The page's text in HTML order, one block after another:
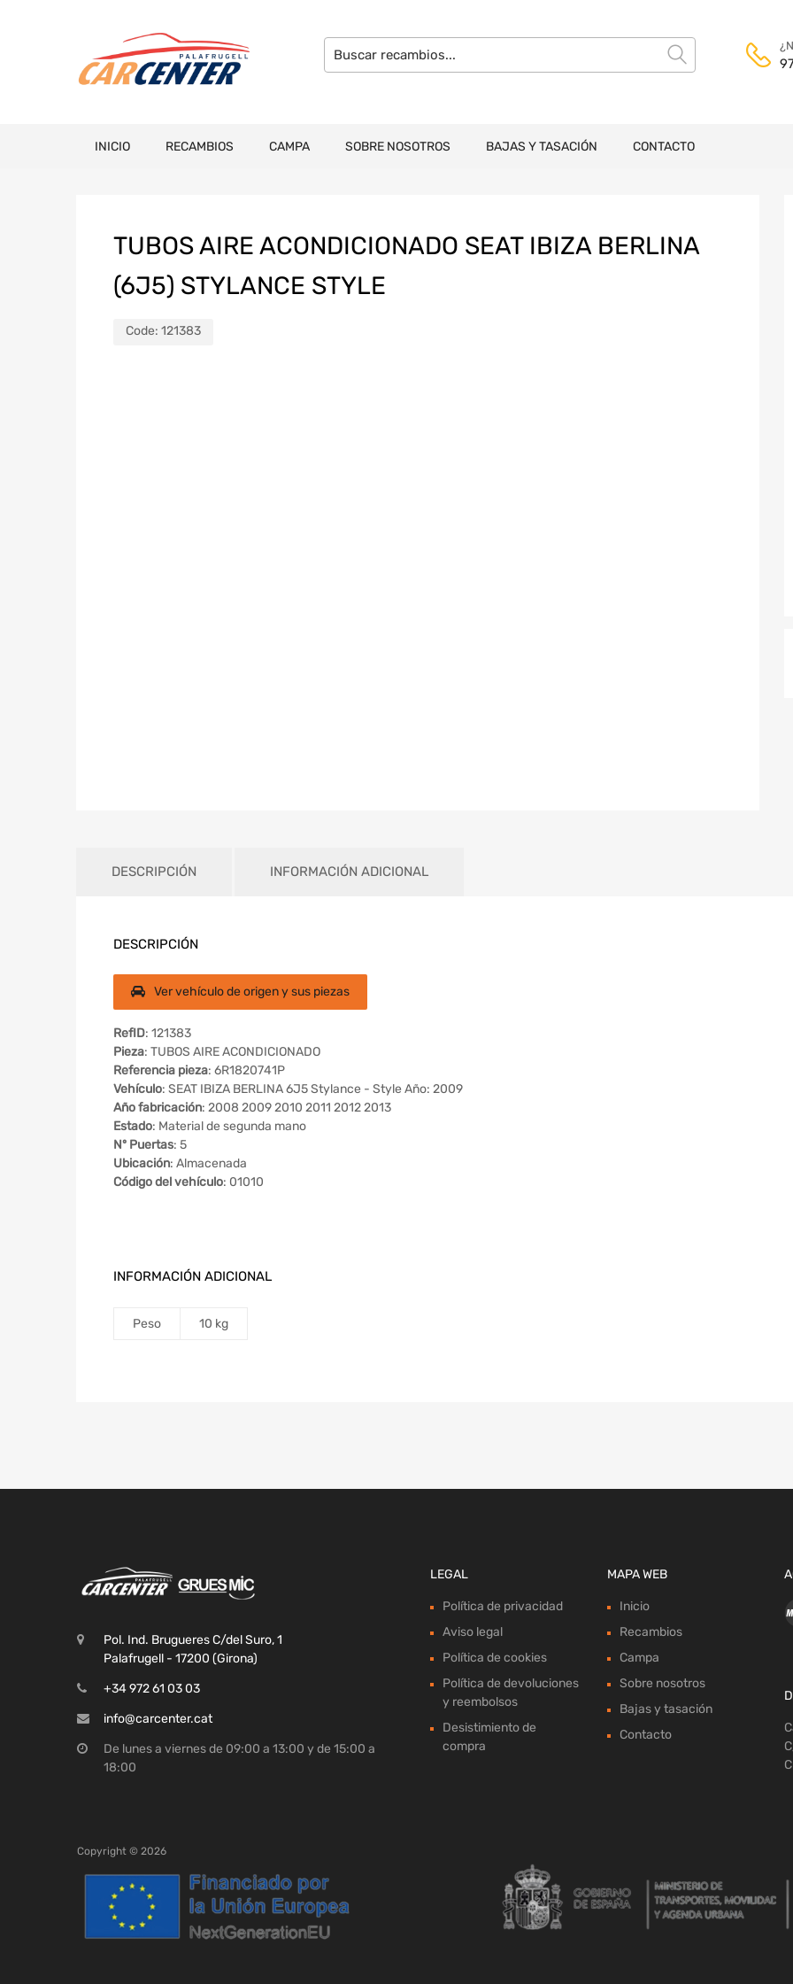
INICIO RECAMBIOS CAMPA SOBRE NOSOTROS BAJAS Y TASACIÓN CONTACTO
TUBOS AIRE ACONDICIONADO SEAT IBIZA BERLINA
(6J5) STYLANCE STYLE
Code: 121383
DESCRIPCIÓN INFORMACIÓN ADICIONAL
DESCRIPCIÓN
Ver vehículo de origen y sus piezas
RefID: 121383
Pieza: TUBOS AIRE ACONDICIONADO
Referencia pieza: 6R1820741P
Vehículo: SEAT IBIZA BERLINA 6J5 Stylance - Style Año: 2009
Año fabricación: 2008 2009 2010 2011 2012 2013
Estado: Material de segunda mano
Nº Puertas: 5
Ubicación: Almacenada
Código del vehículo: 01010
INFORMACIÓN ADICIONAL
Peso 10 kg
Pol. Ind. Brugueres C/del Suro, 1
Palafrugell - 17200 (Girona)
+34 972 61 03 03
info@carcenter.cat
De lunes a viernes de 09:00 a 13:00 y de 15:00 a
18:00
LEGAL
Política de privacidad
Aviso legal
Política de cookies
Política de devoluciones
y reembolsos
Desistimiento de
compra
MAPA WEB
Inicio
Recambios
Campa
Sobre nosotros
Bajas y tasación
Contacto
Copyright © 2026